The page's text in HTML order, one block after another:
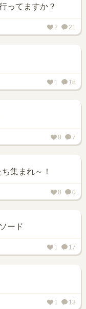
ってますか？
2 21
1 18
0 7
集まれ～！
0 0
ード
1 17
1 13